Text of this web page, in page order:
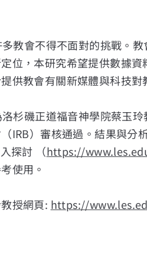
教會不得不面對的挑戰。
位，本研究希望提供數據
供教會有關新媒體與科技對
杉磯正道福音神學院蔡玉
IRB）審核通過。結果與分
探討 （https://
使用。
授網頁: https://